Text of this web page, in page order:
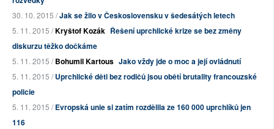
30. 10. 2015 /Jak se žilo v Československu v šedesátých letech
5. 11. 2015 /Kryštof Kozák Řešení uprchlické krize se bez změny
diskurzu těžko dočkáme
5. 11. 2015 /Bohumil Kartous Jako vždy jde o moc a její ovládnutí
5. 11. 2015 /Uprchlické děti bez rodičů jsou obětí brutality francouzské
policie
5. 11. 2015 /Evropská unie si zatím rozdělila ze 160 000 uprchlíků jen
116